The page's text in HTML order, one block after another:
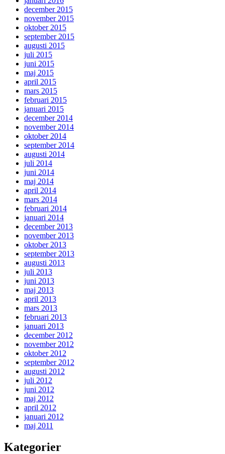
december 2015
november 2015
oktober 2015
september 2015
augusti 2015
juli 2015
juni 2015
maj 2015
april 2015
mars 2015
februari 2015
januari 2015
december 2014
november 2014
oktober 2014
september 2014
augusti 2014
juli 2014
juni 2014
maj 2014
april 2014
mars 2014
februari 2014
januari 2014
december 2013
november 2013
oktober 2013
september 2013
augusti 2013
juli 2013
juni 2013
maj 2013
april 2013
mars 2013
februari 2013
januari 2013
december 2012
november 2012
oktober 2012
september 2012
augusti 2012
juli 2012
juni 2012
maj 2012
april 2012
januari 2012
maj 2011
Kategorier